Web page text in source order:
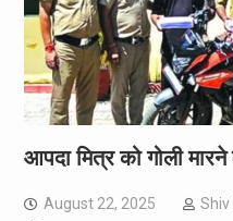
आपदा मित्र को गोली
August 22, 2025 Shiv